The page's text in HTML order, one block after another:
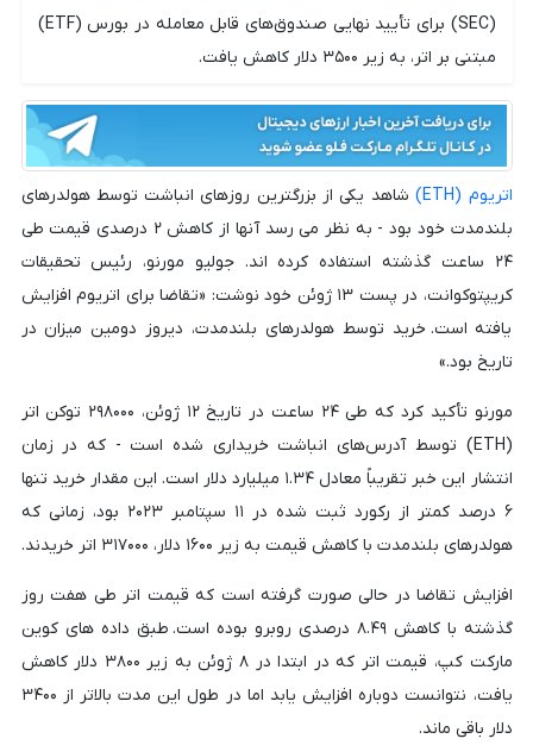
(SEC) برای تأیید نهایی صندوق‌های قابل معامله در بورس (ETF)
مبتنی بر اتر، به زیر ۳۵۰۰ دلار کاهش یافت.
اتریوم (ETH)
شاهد یکی از بزرگترین روزهای انباشت توسط هولدرهای
بلندمدت خود بود - به نظر می رسد آنها از کاهش ۲ درصدی قیمت طی
۲۴ ساعت گذشته استفاده کرده اند. جولیو مورنو، رئیس تحقیقات
کریپتوکوانت، در پست ۱۳ ژوئن خود نوشت: «تقاضا برای اتریوم افزایش
یافته است. خرید توسط هولدرهای بلندمدت، دیروز دومین میزان در
تاریخ بود.»
مورنو تأکید کرد که طی ۲۴ ساعت در تاریخ ۱۲ ژوئن، ۲۹۸۰۰۰ توکن اتر
(ETH) توسط آدرس‌های انباشت خریداری شده است - که در زمان
انتشار این خبر تقریباً معادل ۱.۳۴ میلیارد دلار است. این مقدار خرید تنها
۶ درصد کمتر از رکورد ثبت شده در ۱۱ سپتامبر ۲۰۲۳ بود، زمانی که
هولدرهای بلندمدت با کاهش قیمت به زیر ۱۶۰۰ دلار، ۳۱۷۰۰۰ اتر خریدند.
افزایش تقاضا در حالی صورت گرفته است که قیمت اتر طی هفت روز
گذشته با کاهش ۸.۴۹ درصدی روبرو بوده است. طبق داده های کوین
مارکت کپ، قیمت اتر که در ابتدا در ۸ ژوئن به زیر ۳۸۰۰ دلار کاهش
یافت، نتوانست دوباره افزایش یابد اما در طول این مدت بالاتر از ۳۴۰۰
دلار باقی ماند.